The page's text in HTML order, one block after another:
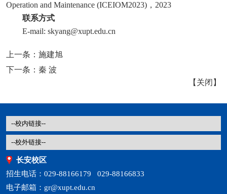
Operation and Maintenance (ICEIOM2023)，2023
联系方式
E-mail: skyang@xupt.edu.cn
上一条： 施建旭
下一条： 秦 波
【 关闭 】
长安校区
招生电话：029-88166179 029-88166833
电子邮箱：gr@xupt.edu.cn